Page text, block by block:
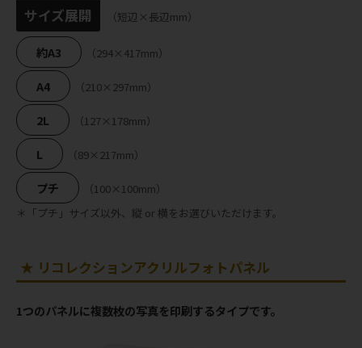
サイズ展開 （短辺×長辺mm）
約A3 （294×417mm）
A4 （210×297mm）
2L （127×178mm）
L （89×217mm）
プチ
（100×100mm）
＊「プチ」サイズ以外、縦 or 横をお選びいただけます。
★ リコレクションアクリルフォトパネル
1つのパネルに複数枚の写真を印刷するタイプです。